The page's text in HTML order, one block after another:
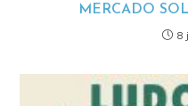
MERCADO
8